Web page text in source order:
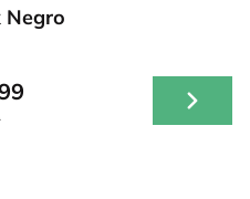
Negro